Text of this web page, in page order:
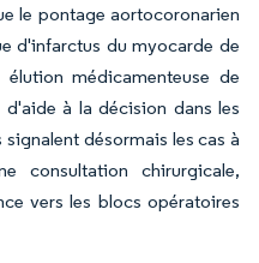
le pontage aortocoronarien
d'infarctus du myocarde de
médicamenteuse de
à la décision dans les
désormais les cas à
consultation chirurgicale,
vers les blocs opératoires